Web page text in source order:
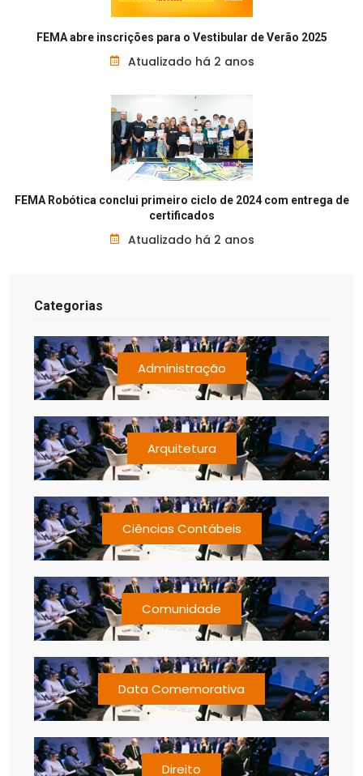
FEMA abre inscrições para o Vestibular de Verão 2025
Atualizado há 2 anos
FEMA Robótica conclui primeiro ciclo de 2024 com entrega de
certificados
Atualizado há 2 anos
Categorias
Administração
Arquitetura
Ciências Contábeis
Comunidade
Data Comemorativa
Direito